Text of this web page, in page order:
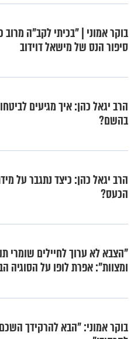
בוקר אמוני | "בכיתי לקב"ה מרוב
סיפור הנס של מישאל דוידוב
הרב יגאל כהן: איך מגיעים
בהשם?
הרב יגאל כהן: כיצד נתגבר על
הכעס?
"הצבא לא ערוך לחיילים שומרי
ומצוות": אפרת לופו על הסוגיה
בוקר אמוני: "הבא להרקידך השכם